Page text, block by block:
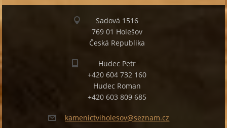
Sadová 1516
769 01 Holešov
Česká Republika
Hudec Petr
+420 604 732 160
Hudec Roman
+420 603 809 685
kamenictviholesov@seznam.cz